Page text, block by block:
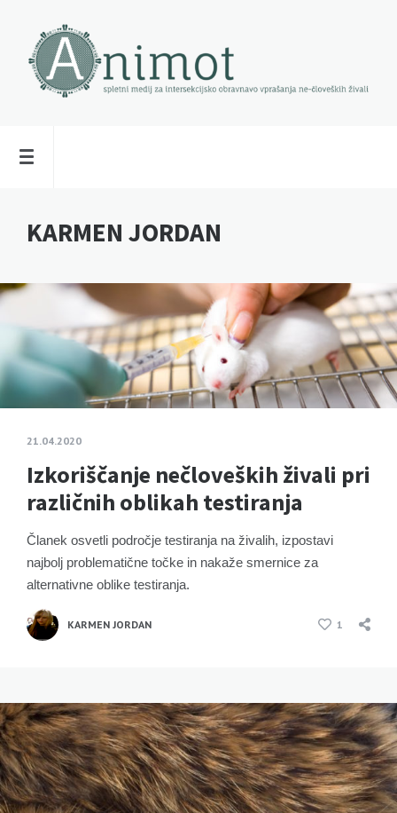
KARMEN JORDAN
21.04.2020
Izkoriščanje nečloveških živali pri
različnih oblikah testiranja
Članek osvetli področje testiranja na živalih, izpostavi
najbolj problematične točke in nakaže smernice za
alternativne oblike testiranja.
KARMEN JORDAN 1